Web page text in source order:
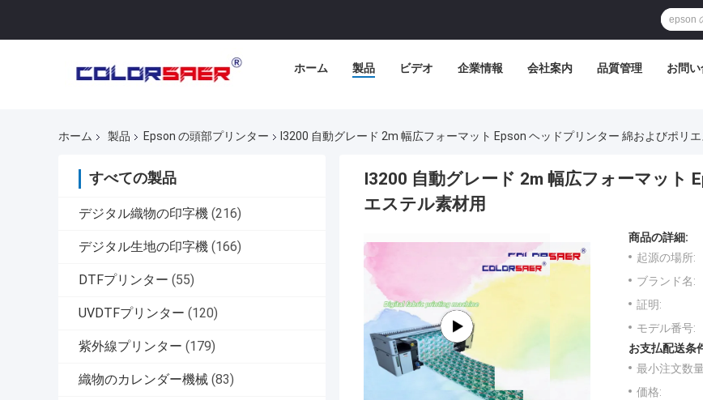
ホーム 製品 ビデオ 企業情報 会社案内 品質管理 お問
ホーム 製品 Epson の頭部プリンター I3200 自動グレード 2m 幅広フォーマット Epson ヘッドプリンター 綿およびポリ
すべての製品
デジタル織物の印字機 (216)
デジタル生地の印字機 (166)
DTFプリンター (55)
UVDTFプリンター (120)
紫外線プリンター (179)
織物のカレンダー機械 (83)
I3200 自動グレード 2m 幅広フォーマット
エステル素材用
商品の詳細:
起源の場所:
ブランド名:
証明:
モデル番号:
お支払配送条
最小注文数
価格: